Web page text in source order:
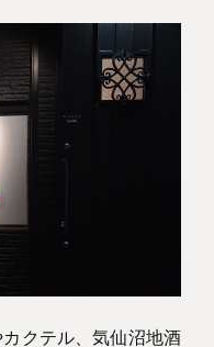
のお知らせ
クテル、気仙沼地酒